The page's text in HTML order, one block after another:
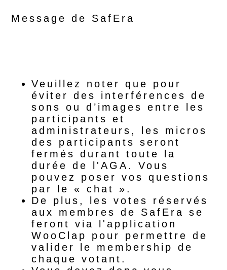
Message de SafEra
Veuillez noter que pour
éviter des interférences de
sons ou d’images entre les
participants et
administrateurs, les micros
des participants seront
fermés durant toute la
durée de l'AGA. Vous
pouvez poser vos questions
par le « chat ».
De plus, les votes réservés
aux membres de SafEra se
feront via l'application
WooClap pour permettre de
valider le membership de
chaque votant.